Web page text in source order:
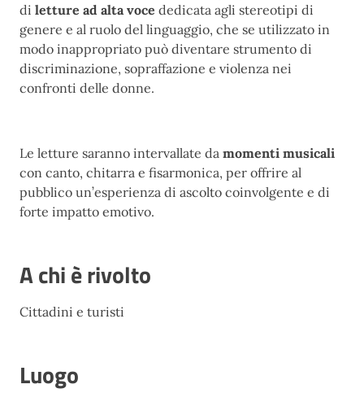
di letture ad alta voce dedicata agli stereotipi di
genere e al ruolo del linguaggio, che se utilizzato in
modo inappropriato può diventare strumento di
discriminazione, sopraffazione e violenza nei
confronti delle donne.
Le letture saranno intervallate da momenti musicali
con canto, chitarra e fisarmonica, per offrire al
pubblico un’esperienza di ascolto coinvolgente e di
forte impatto emotivo.
A chi è rivolto
Cittadini e turisti
Luogo